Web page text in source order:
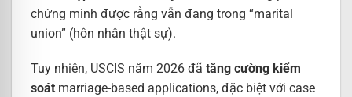
chứng minh được rằng vẫn đang trong “marital
union” (hôn nhân thật sự).
Tuy nhiên, USCIS năm 2026 đã tăng cường kiểm
soát marriage-based applications, đặc biệt với case